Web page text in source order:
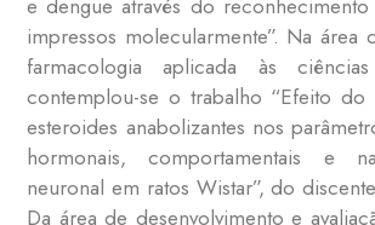
e dengue através do
impressos molecularmente”. Na
farmacologia aplicada às ciências
contemplou-se o trabalho “Efeito
esteroides anabolizantes nos
hormonais, comportamentais e
neuronal em ratos Wistar”, do
Da área de desenvolvimento e